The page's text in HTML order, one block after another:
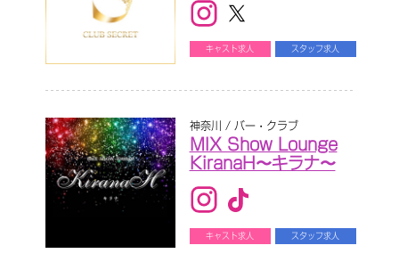
キャスト求人 スタッフ求人
神奈川 / バー・クラブ
MIX Show Lounge
KiranaH〜キラナ〜
キャスト求人 スタッフ求人